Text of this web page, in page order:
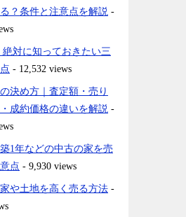
？条件と注意点を解説 -
絶対に知っておきたい三
- 12,532 views
決め方｜査定額・売り
成約価格の違いを解説 -
1年などの中古の家を売
点 - 9,930 views
や土地を高く売る方法 -